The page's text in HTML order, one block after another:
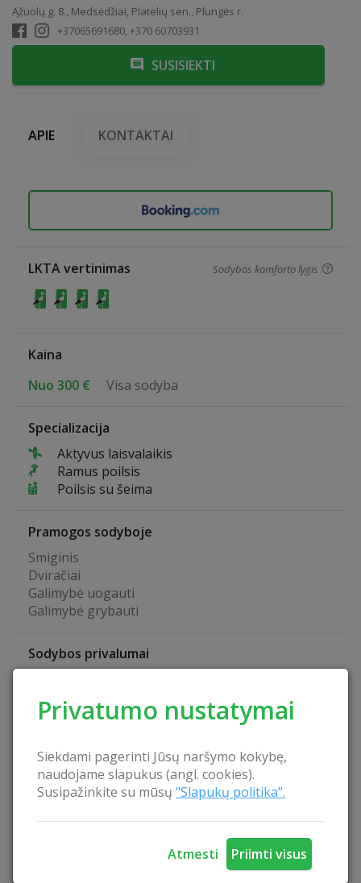
Privatumo nustatymai
Siekdami pagerinti Jūsų naršymo kokybę,
naudojame slapukus (angl. cookies).
Susipažinkite su mūsų "Slapukų politika".
Atmesti Priimti visus
Ąžuolų g. 8., Medsėdžiai, Platelių sen., Plungės r.
+37065691680, +370 60703931
SUSISIEKTI
APIE KONTAKTAI
LKTA vertinimas Sodybos komforto lygis
Kaina
Nuo 300 €
Visa sodyba
Specializacija
Aktyvus laisvalaikis
Ramus poilsis
Poilsis su šeima
Pramogos sodyboje
Smiginis
Dviračiai
Galimybė uogauti
Galimybė grybauti
Sodybos privalumai
Belaidis internetas
Biblioteka
Suomiška pirtis
Turizmo informacijos teikimas
Stalo žaidimai
Draudžiama rūkyti viduje